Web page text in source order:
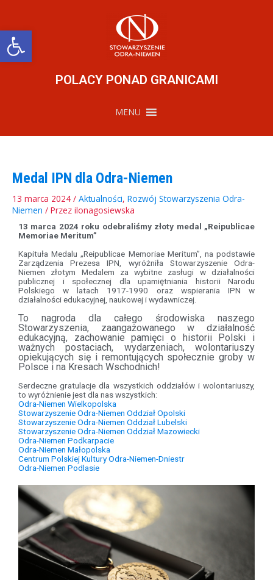
Otwórz pasek narzędzi
POLACY PONAD GRANICAMI
MENU
Medal IPN dla Odra-Niemen
13 marca 2024 / Aktualności, Rozwój Stowarzyszenia Odra-
Niemen / Przez ilonagosiewska
13 marca 2024 roku odebraliśmy złoty medal „Reipublicae
Memoriae Meritum”
Kapituła Medalu „Reipublicae Memoriae Meritum”, na podstawie
Zarządzenia Prezesa IPN, wyróżniła Stowarzyszenie Odra-
Niemen złotym Medalem za wybitne zasługi w działalności
publicznej i społecznej dla upamiętniania historii Narodu
Polskiego w latach 1917-1990 oraz wspierania IPN w
działalności edukacyjnej, naukowej i wydawniczej.
To nagroda dla całego środowiska naszego
Stowarzyszenia, zaangażowanego w działalność
edukacyjną, zachowanie pamięci o historii Polski i
ważnych postaciach, wydarzeniach, wolontariuszy
opiekujących się i remontujących społecznie groby w
Polsce i na Kresach Wschodnich!
Serdeczne gratulacje dla wszystkich oddziałów i wolontariuszy,
to wyróżnienie jest dla nas wszystkich:
Odra-Niemen Wielkopolska
Stowarzyszenie Odra-Niemen Oddział Opolski
Stowarzyszenie Odra-Niemen Oddział Lubelski
Stowarzyszenie Odra-Niemen Oddział Mazowiecki
Odra-Niemen Podkarpacie
Odra-Niemen Małopolska
Centrum Polskiej Kultury Odra-Niemen-Dniestr
Odra-Niemen Podlasie